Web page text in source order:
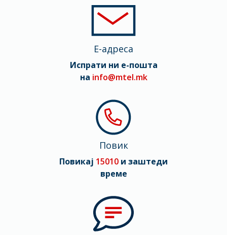
E-адреса
Испрати ни е-пошта
на info@mtel.mk
Повик
Повикај 15010 и заштеди
време